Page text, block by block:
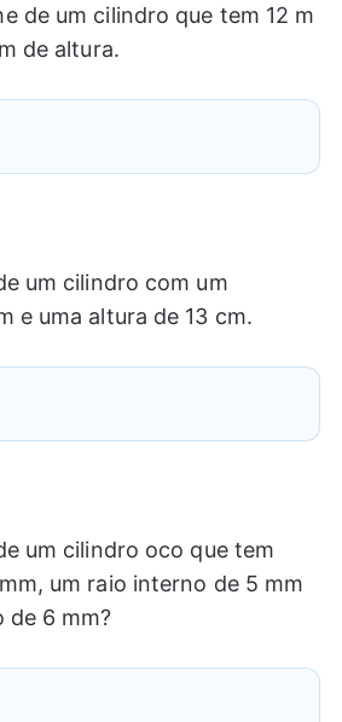
de um cilindro que tem 12 m
de altura.
um cilindro com um
e uma altura de 13 cm.
um cilindro oco que tem
um raio interno de 5 mm
de 6 mm?